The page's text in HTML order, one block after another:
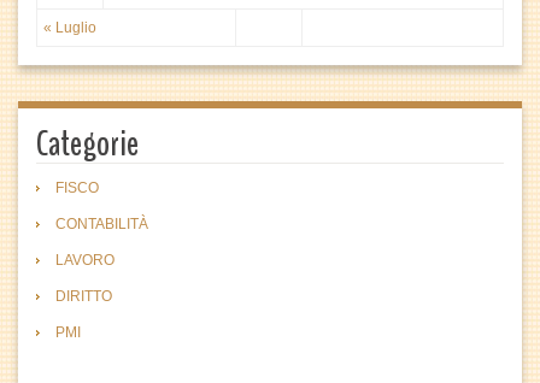
« Luglio
Categorie
FISCO
CONTABILITÀ
LAVORO
DIRITTO
PMI